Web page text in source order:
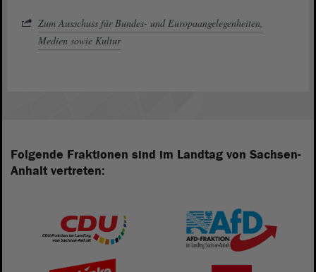
Zum Ausschuss für Bundes- und Europaangelegenheiten,
Medien sowie Kultur
Folgende Fraktionen sind im Landtag von Sachsen-
Anhalt vertreten: